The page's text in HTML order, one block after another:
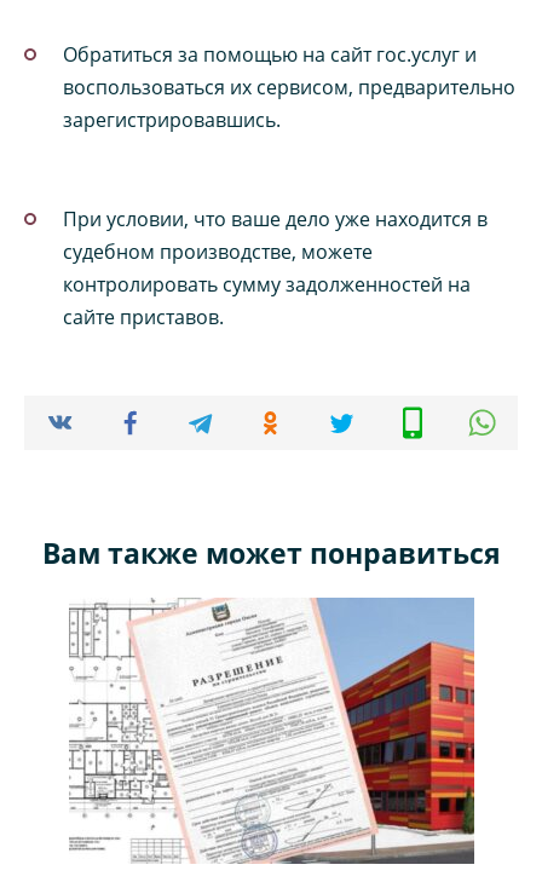
Обратиться за помощью на сайт гос.услуг и
воспользоваться их сервисом, предварительно
зарегистрировавшись.
При условии, что ваше дело уже находится в
судебном производстве, можете
контролировать сумму задолженностей на
сайте приставов.
Вам также может понравиться